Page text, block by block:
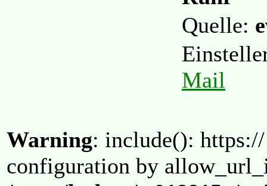
Quelle:
Mail
Warning: include():
configuration by